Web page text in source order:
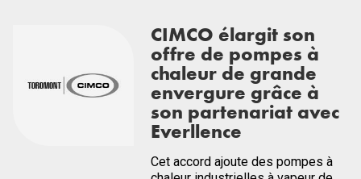
CIMCO élargit son
offre de pompes à
chaleur de grande
envergure grâce à
son partenariat avec
Everllence
Cet accord ajoute des pompes à